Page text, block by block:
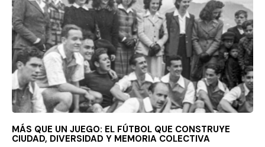
MÁS QUE UN JUEGO: EL FÚTBOL QUE CONSTRUYE
CIUDAD, DIVERSIDAD Y MEMORIA COLECTIVA